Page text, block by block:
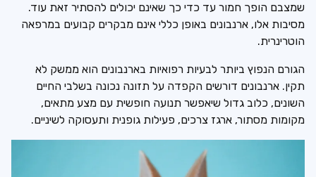
שמצבם הופך חמור עד כדי כך שאינם יכולים להסתיר זאת עוד.
מסיבות אלו, ארנבונים באופן כללי אינם מבקרים קבועים במרפאה
הוטרינרית.
הגורם הנפוץ ביותר לבעיות רפואיות בארנבונים הוא ממשק לא
תקין. ארנבונים דורשים הקפדה על תזונה נכונה בשלבי החיים
השונים, כלוב גדול שיאפשר תנועה חופשית עם מצע מתאים,
מקומות מסתור, ארגז צרכים, פעילות גופנית ותעסוקה לשיניים.